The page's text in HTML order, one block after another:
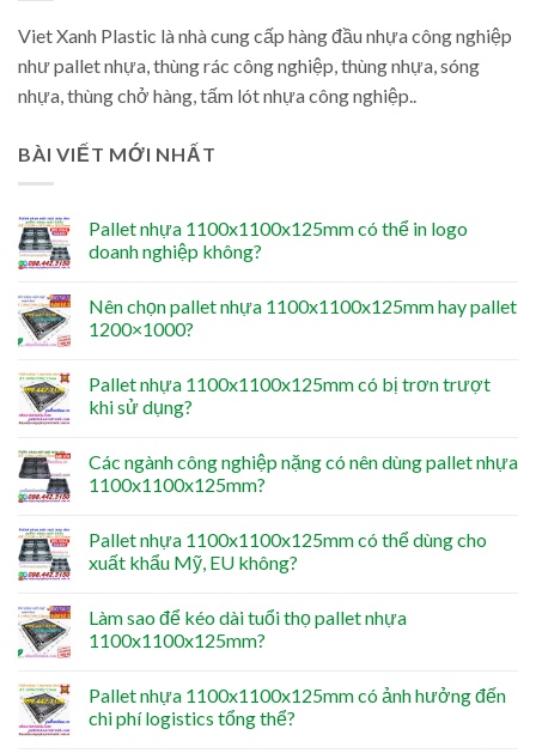
Viet Xanh Plastic là nhà cung cấp hàng đầu nhựa công nghiệp
như pallet nhựa, thùng rác công nghiệp, thùng nhựa, sóng
nhựa, thùng chở hàng, tấm lót nhựa công nghiệp..
BÀI VIẾT MỚI NHẤT
Pallet nhựa 1100x1100x125mm có thể in logo
doanh nghiệp không?
Nên chọn pallet nhựa 1100x1100x125mm hay pallet
1200×1000?
Pallet nhựa 1100x1100x125mm có bị trơn trượt
khi sử dụng?
Các ngành công nghiệp nặng có nên dùng pallet nhựa
1100x1100x125mm?
Pallet nhựa 1100x1100x125mm có thể dùng cho
xuất khẩu Mỹ, EU không?
Làm sao để kéo dài tuổi thọ pallet nhựa
1100x1100x125mm?
Pallet nhựa 1100x1100x125mm có ảnh hưởng đến
chi phí logistics tổng thể?